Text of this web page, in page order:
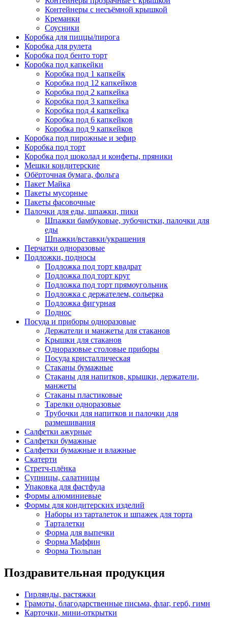
Контейнеры с несъёмной крышкой
Креманки
Соусники
Коробка для пиццы/пирога
Коробка для рулета
Коробка под бенто торт
Коробка под капкейки
Коробка под 1 капкейк
Коробка под 12 капкейков
Коробка под 2 капкейка
Коробка под 3 капкейка
Коробка под 4 капкейка
Коробка под 6 капкейков
Коробка под 9 капкейков
Коробка под пирожные и зефир
Коробка под торт
Коробка под шоколад и конфеты, пряники
Мешки кондитерские
Обёрточная бумага, фольга
Пакет Майка
Пакеты мусорные
Пакеты фасовочные
Палочки для еды, шпажки, пики
Шпажки бамбуковые, зубочистки, палочки для
еды
Шпажки/вставки/украшения
Перчатки одноразовые
Подложки, подносы
Подложка под торт квадрат
Подложка под торт круг
Подложка под торт прямоугольник
Подложка с держателем, сольерка
Подложка фигурная
Поднос
Посуда и приборы одноразовые
Держатели и манжеты для стаканов
Крышки для стаканов
Одноразовые столовые приборы
Посуда кристаллическая
Стаканы бумажные
Стаканы для напитков, крышки, держатели,
манжеты
Стаканы пластиковые
Тарелки одноразовые
Трубочки для напитков и палочки для
размешивания
Салфетки ажурные
Салфетки бумажные
Салфетки бумажные и влажные
Скатерти
Стретч-плёнка
Супницы, салатницы
Упаковка для фастфуда
Формы алюминиевые
Формы для кондитерских изделий
Наборы из тарталеток и шпажек для торта
Тарталетки
Форма для выпечки
Форма Маффин
Форма Тюльпан
Поздравительная продукция
Гирлянды, растяжки
Грамоты, благодарственные письма, флаг, герб, гимн
Карточки, мини-открытки